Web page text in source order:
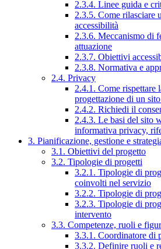
2.3.4. Linee guida e
2.3.5. Come rilasciare
accessibilità
2.3.6. Meccanismo di
attuazione
2.3.7. Obiettivi
2.3.8. Normativa e
2.4. Privacy
2.4.1. Come rispettare
progettazione di un
2.4.2. Richiedi il
2.4.3. Le basi del sito
informativa privacy,
3. Pianificazione, gestione e
3.1. Obiettivi del progetto
3.2. Tipologie di progetti
3.2.1. Tipologie di
coinvolti nel servizio
3.2.2. Tipologie di
3.2.3. Tipologie di
intervento
3.3. Competenze, ruoli e
3.3.1. Coordinatore di
3.3.2. Definire ruoli e